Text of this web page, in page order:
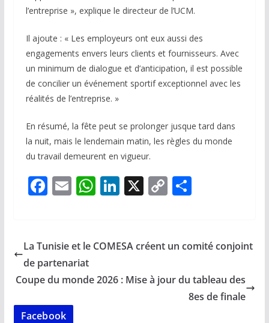
l’entreprise », explique le directeur de l’UCM.
Il ajoute : « Les employeurs ont eux aussi des
engagements envers leurs clients et fournisseurs. Avec
un minimum de dialogue et d’anticipation, il est possible
de concilier un événement sportif exceptionnel avec les
réalités de l’entreprise. »
En résumé, la fête peut se prolonger jusque tard dans
la nuit, mais le lendemain matin, les règles du monde
du travail demeurent en vigueur.
F
b
o
o
k
E
l
W
s
p
Li
e
n
X C
y
n
P
g
La Tunisie et le COMESA créent un comité conjoint
de partenariat
Coupe du monde 2026 : Mise à jour du tableau des
8es de finale
Facebook